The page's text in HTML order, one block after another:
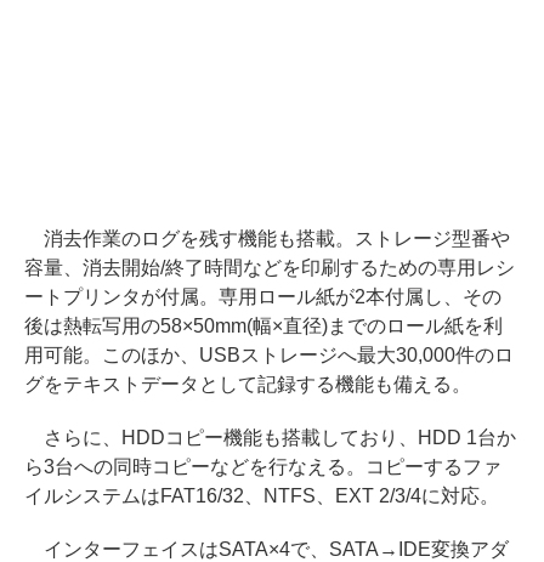
消去作業のログを残す機能も搭載。ストレージ型番や
容量、消去開始/終了時間などを印刷するための専用レシ
ートプリンタが付属。専用ロール紙が2本付属し、その
後は熱転写用の58×50mm(幅×直径)までのロール紙を利
用可能。このほか、USBストレージへ最大30,000件のロ
グをテキストデータとして記録する機能も備える。
さらに、HDDコピー機能も搭載しており、HDD 1台か
ら3台への同時コピーなどを行なえる。コピーするファ
イルシステムはFAT16/32、NTFS、EXT 2/3/4に対応。
インターフェイスはSATA×4で、SATA→IDE変換アダ